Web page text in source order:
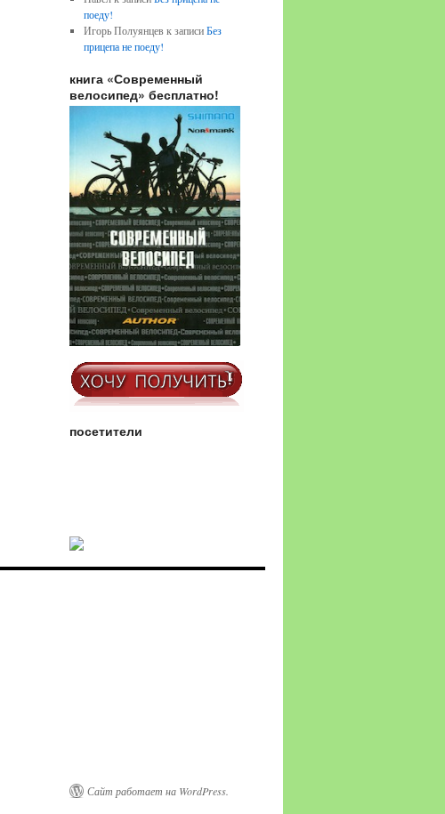
поеду!
Игорь Полуянцевк записиБез
прицепа не поеду!
книга «Современный
велосипед» бесплатно!
посетители
Сайт работает на WordPress.